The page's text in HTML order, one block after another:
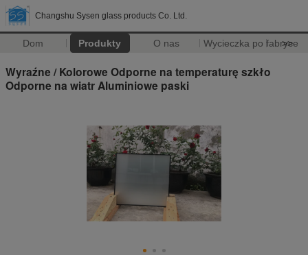
Changshu Sysen glass products Co. Ltd.
Dom Produkty O nas Wycieczka po fabryce
>>
Wyraźne / Kolorowe Odporne na temperaturę szkło
Odporne na wiatr Aluminiowe paski